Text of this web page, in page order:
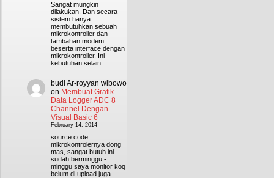
Sangat mungkin
dilakukan. Dan secara
sistem hanya
membutuhkan sebuah
mikrokontroller dan
tambahan modem
beserta interface dengan
mikrokontroller. Ini
kebutuhan selain…
budi Ar-royyan wibowo
on Membuat Grafik
Data Logger ADC 8
Channel Dengan
Visual Basic 6
February 14, 2014
source code
mikrokontrolernya dong
mas, sangat butuh ini
sudah berminggu -
minggu saya monitor koq
belum di upload juga.....